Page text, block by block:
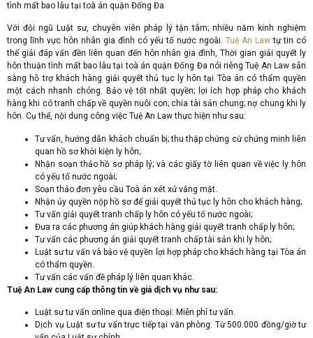
tình mất bao lâu tại toà án quận Đống Đa
Với đội ngũ Luật sư, chuyên viên pháp lý tận tâm; nhiều năm kinh nghiệm
trong lĩnh vực hôn nhân gia đình có yếu tố nước ngoài. Tuệ An Law tự tin có
thể giải đáp vấn đền liên quan đến hôn nhân gia đình, Thời gian giải quyết ly
hôn thuận tình mất bao lâu tại toà án quận Đống Đa nói riêng Tuệ An Law sẵn
sàng hỗ trợ khách hàng giải quyết thủ tục ly hôn tại Tòa án có thẩm quyền
một cách nhanh chóng. Bảo vệ tốt nhất quyền; lợi ích hợp pháp cho khách
hàng khi có tranh chấp về quyền nuôi con; chia tài sản chung; nợ chung khi ly
hôn. Cụ thể, nội dung công việc Tuệ An Law thực hiện như sau:
Tư vấn, hướng dẫn khách chuẩn bị; thu thập chứng cứ chứng minh liên
quan hồ sơ khởi kiện ly hôn;
Nhận soạn thảo hồ sơ pháp lý; và các giấy tờ liên quan về việc ly hôn
có yếu tố nước ngoài;
Soạn thảo đơn yêu cầu Toà án xét xử vắng mặt.
Nhận ủy quyền nộp hồ sơ để giải quyết thủ tục ly hôn cho khách hàng;
Tư vấn giải quyết tranh chấp ly hôn có yếu tố nước ngoài;
Đưa ra các phương án giúp khách hàng giải quyết tranh chấp ly hôn;
Tư vấn các phương án giải quyết tranh chấp tài sản khi ly hôn;
Luật sư tư vấn và bảo vệ quyền lợi hợp pháp cho khách hàng tại Tòa án
có thẩm quyền.
Tư vấn các vấn đề pháp lý liên quan khác.
Tuệ An Law cung cấp thông tin về giá dịch vụ như sau:
Luật sư tư vấn online qua điện thoại: Miễn phí tư vấn.
Dịch vụ Luật sư tư vấn trực tiếp tại văn phòng: Từ 500.000 đồng/giờ tư